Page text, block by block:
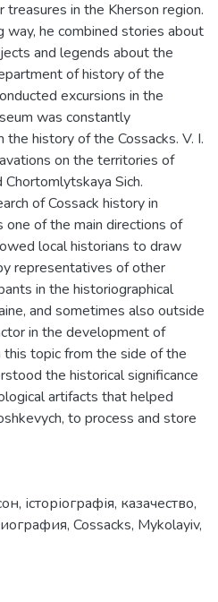
in the Kherson region.
way, he combined stories about
and legends about the
of history of the
excursions in the
was constantly
history of the Cossacks. V. I.
on the territories of
Chortomlytskaya Sich.
of Cossack history in
one of the main directions of
local historians to draw
representatives of other
in the historiographical
and sometimes also outside
in the development of
topic from the side of the
the historical significance
artifacts that helped
to process and store
, історіографія, казачество,
, Cossacks, Mykolayiv,